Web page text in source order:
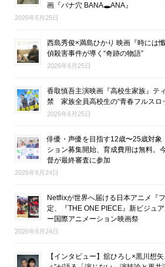
画『バナ穴 BANA🕳ANA』
2026年6月25日
西島秀俊×満島ひかり 映画『時には
偵殺害事件が導く“奇跡の物語”
2026年6月25日
香取慎吾主演映画『高校生家族』テ
禁 家族全員高校生の“青春フルスロ
2026年6月25日
俳優・声優を目指す12歳〜25歳対象
ション募集開始、育成費用は無料。
督が最終審査に参加
2026年6月24日
Netflixが世界へ届ける日本アニメ『
定、『THE ONE PIECE』新ビジュ
ー国際アニメーション映画祭
2026年6月24日
【インタビュー】舘ひろし×黒川想